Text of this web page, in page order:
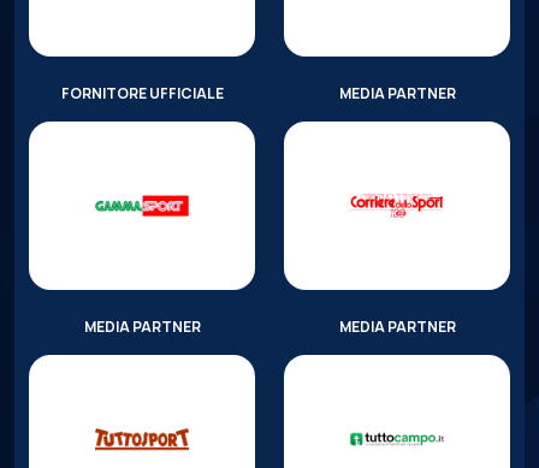
FORNITORE UFFICIALE MEDIA PARTNER
MEDIA PARTNER MEDIA PARTNER